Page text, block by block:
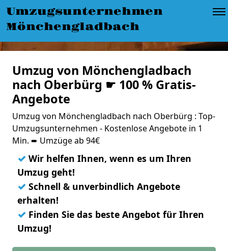
Umzugsunternehmen
Mönchengladbach
Umzug von Mönchengladbach
nach Oberbürg ☛ 100 % Gratis-
Angebote
Umzug von Mönchengladbach nach Oberbürg : Top-
Umzugsunternehmen - Kostenlose Angebote in 1
Min. ➨ Umzüge ab 94€
✓ Wir helfen Ihnen, wenn es um Ihren
Umzug geht!
✓ Schnell & unverbindlich Angebote
erhalten!
✓ Finden Sie das beste Angebot für Ihren
Umzug!